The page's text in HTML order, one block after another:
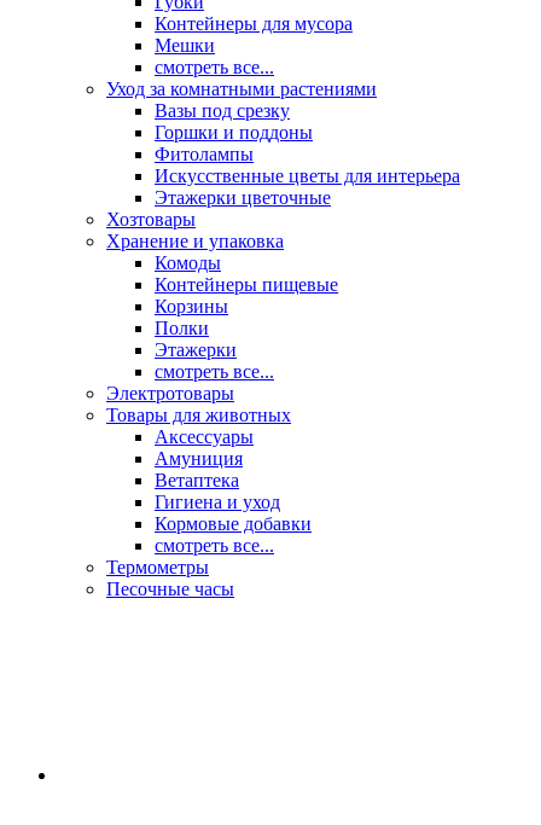
Контейнеры для мусора
Мешки
смотреть все...
Уход за комнатными растениями
Вазы под срезку
Горшки и поддоны
Фитолампы
Искусственные цветы для интерьера
Этажерки цветочные
Хозтовары
Хранение и упаковка
Комоды
Контейнеры пищевые
Корзины
Полки
Этажерки
смотреть все...
Электротовары
Товары для животных
Аксессуары
Амуниция
Ветаптека
Гигиена и уход
Кормовые добавки
смотреть все...
Термометры
Песочные часы